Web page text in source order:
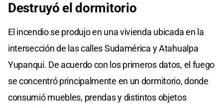
Destruyó el dormitorio
El incendio se produjo en una vivienda ubicada en la
intersección de las calles Sudamérica y Atahualpa
Yupanqui. De acuerdo con los primeros datos, el fuego
se concentró principalmente en un dormitorio, donde
consumió muebles, prendas y distintos objetos